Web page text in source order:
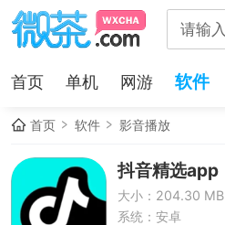
首页 单机 网游 软件
首页 软件 影音播放
抖音精选app
大小：204.30 MB
系统：安卓